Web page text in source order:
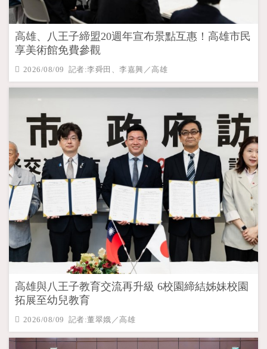
高雄、八王子締盟20週年宣布景點互惠！高雄市民
享美術館免費參觀
2026/08/09 記者:李舜田、李嘉興／高雄
高雄與八王子教育交流再升級 6校園締結姊妹校園
拓展至幼兒教育
2026/08/09 記者:董翠娥／高雄